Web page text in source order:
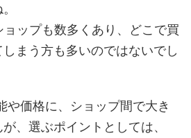
ョップも数多くあり、どこで買
まう方も多いのではないでし
や価格に、ショップ間で大き
、選ぶポイントとしては、